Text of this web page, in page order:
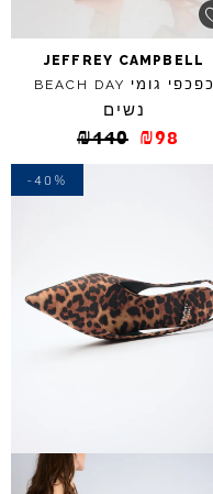
JEFFREY CAMPBELL
כפכפי גומי BEACH DAY
נשים
₪140 ₪98
-40%